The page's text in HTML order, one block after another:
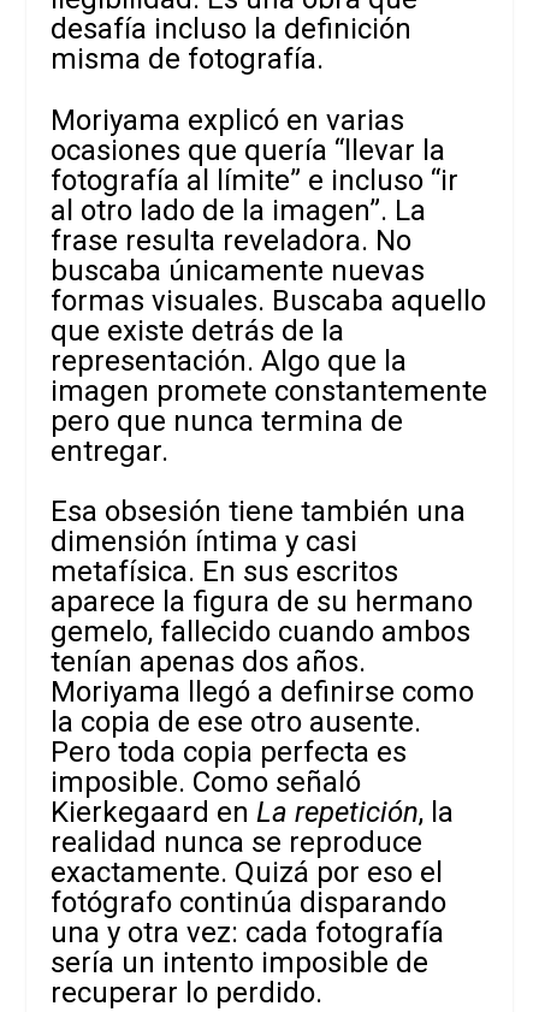
desafía incluso la definición
misma de fotografía.
Moriyama explicó en varias
ocasiones que quería “llevar la
fotografía al límite” e incluso “ir
al otro lado de la imagen”. La
frase resulta reveladora. No
buscaba únicamente nuevas
formas visuales. Buscaba aquello
que existe detrás de la
representación. Algo que la
imagen promete constantemente
pero que nunca termina de
entregar.
Esa obsesión tiene también una
dimensión íntima y casi
metafísica. En sus escritos
aparece la figura de su hermano
gemelo, fallecido cuando ambos
tenían apenas dos años.
Moriyama llegó a definirse como
la copia de ese otro ausente.
Pero toda copia perfecta es
imposible. Como señaló
Kierkegaard enLa repetición, la
realidad nunca se reproduce
exactamente. Quizá por eso el
fotógrafo continúa disparando
una y otra vez: cada fotografía
sería un intento imposible de
recuperar lo perdido.